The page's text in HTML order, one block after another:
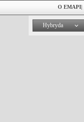
O EMAPI|
Hybryda